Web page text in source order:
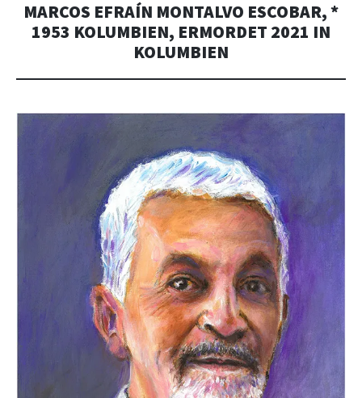
MARCOS EFRAÍN MONTALVO ESCOBAR, *
1953 KOLUMBIEN, ERMORDET 2021 IN
KOLUMBIEN